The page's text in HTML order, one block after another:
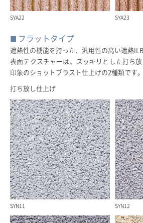
SYA22 SYA23
フラットタイプ
遮熱性の機能を持った、汎用性の高い遮熱ILB
表面テクスチャーは、スッキリとした打ち
印象のショットブラスト仕上げの2種類です。
打ち放し仕上げ
SYN11 SYN12